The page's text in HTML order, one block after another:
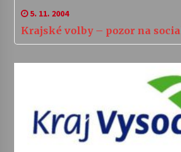
5. 11. 2004
Krajské volby – pozor na